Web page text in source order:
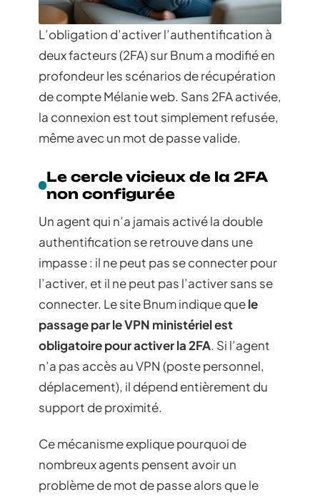
L’obligation d’activer l’authentification à
deux facteurs (2FA) sur Bnum a modifié en
profondeur les scénarios de récupération
de compte Mélanie web. Sans 2FA activée,
la connexion est tout simplement refusée,
même avec un mot de passe valide.
Le cercle vicieux de la 2FA
non configurée
Un agent qui n’a jamais activé la double
authentification se retrouve dans une
impasse : il ne peut pas se connecter pour
l’activer, et il ne peut pas l’activer sans se
connecter. Le site Bnum indique quele
passage par le VPN ministériel est
obligatoire pour activer la 2FA. Si l’agent
n’a pas accès au VPN (poste personnel,
déplacement), il dépend entièrement du
support de proximité.
Ce mécanisme explique pourquoi de
nombreux agents pensent avoir un
problème de mot de passe alors que le